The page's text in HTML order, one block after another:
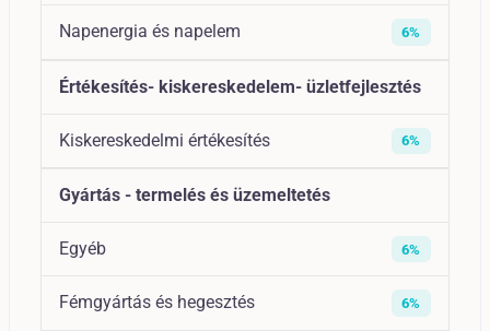
Napenergia és napelem 6%
Értékesítés- kiskereskedelem- üzletfejlesztés
Kiskereskedelmi értékesítés 6%
Gyártás - termelés és üzemeltetés
Egyéb 6%
Fémgyártás és hegesztés 6%